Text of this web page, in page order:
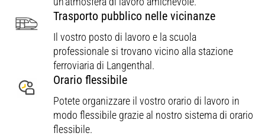
Trasporto pubblico nelle vicinanze
Il vostro posto di lavoro e la scuola
professionale si trovano vicino alla stazione
ferroviaria di Langenthal.
Orario flessibile
Potete organizzare il vostro orario di lavoro in
modo flessibile grazie al nostro sistema di orario
flessibile.